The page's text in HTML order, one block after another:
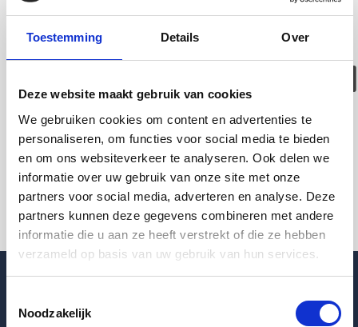
Toestemming Details Over
Deze website maakt gebruik van cookies
We gebruiken cookies om content en advertenties te
personaliseren, om functies voor social media te bieden
en om ons websiteverkeer te analyseren. Ook delen we
informatie over uw gebruik van onze site met onze
partners voor social media, adverteren en analyse. Deze
partners kunnen deze gegevens combineren met andere
informatie die u aan ze heeft verstrekt of die ze hebben
verzameld op basis van uw gebruik van hun services.
Noodzakelijk
helaas
verhuurd/verwijderd
Pagina niet gevonden
Terug naar woningoverzicht
Blogpost